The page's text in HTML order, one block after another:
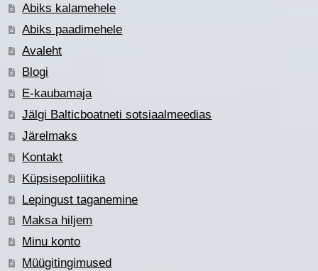
Abiks kalamehele
Abiks paadimehele
Avaleht
Blogi
E-kaubamaja
Jälgi Balticboatneti sotsiaalmeedias
Järelmaks
Kontakt
Küpsisepoliitika
Lepingust taganemine
Maksa hiljem
Minu konto
Müügitingimused